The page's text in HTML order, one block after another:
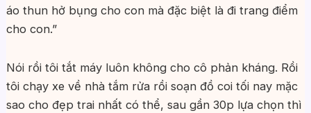
áo thun hở bụng cho con mà đặc biệt là đi trang điểm
cho con.”
Nói rồi tôi tắt máy luôn không cho cô phản kháng. Rồi
tôi chạy xe về nhà tắm rửa rồi soạn đồ coi tối nay mặc
sao cho đẹp trai nhất có thể, sau gần 30p lựa chọn thì